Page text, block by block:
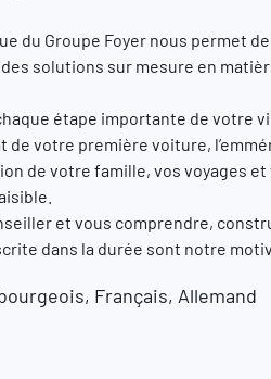
du Groupe Foyer nous permet
solutions sur mesure en
étape importante de votre
de votre première voiture,
de votre famille, vos voyages et
et vous comprendre,
dans la durée sont notre
Français, Allemand